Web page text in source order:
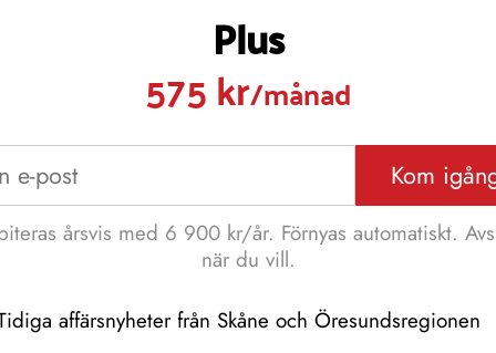
Plus
575 kr/månad
Kom
årsvis med 6 900 kr/år. Förnyas automatiskt.
när du vill.
affärsnyheter från Skåne och Öresundsregionen